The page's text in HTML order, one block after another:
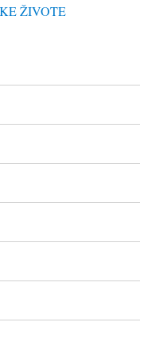
ŽIVOTE